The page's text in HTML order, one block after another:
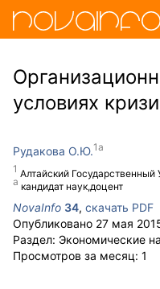
условиях
Рудакова О.Ю.
Алтайский Государственный
кандидат наук,доцент
NovaInfo 34, скачать PDF
Опубликовано 27 мая
Раздел: Экономические
Просмотров за месяц: 1